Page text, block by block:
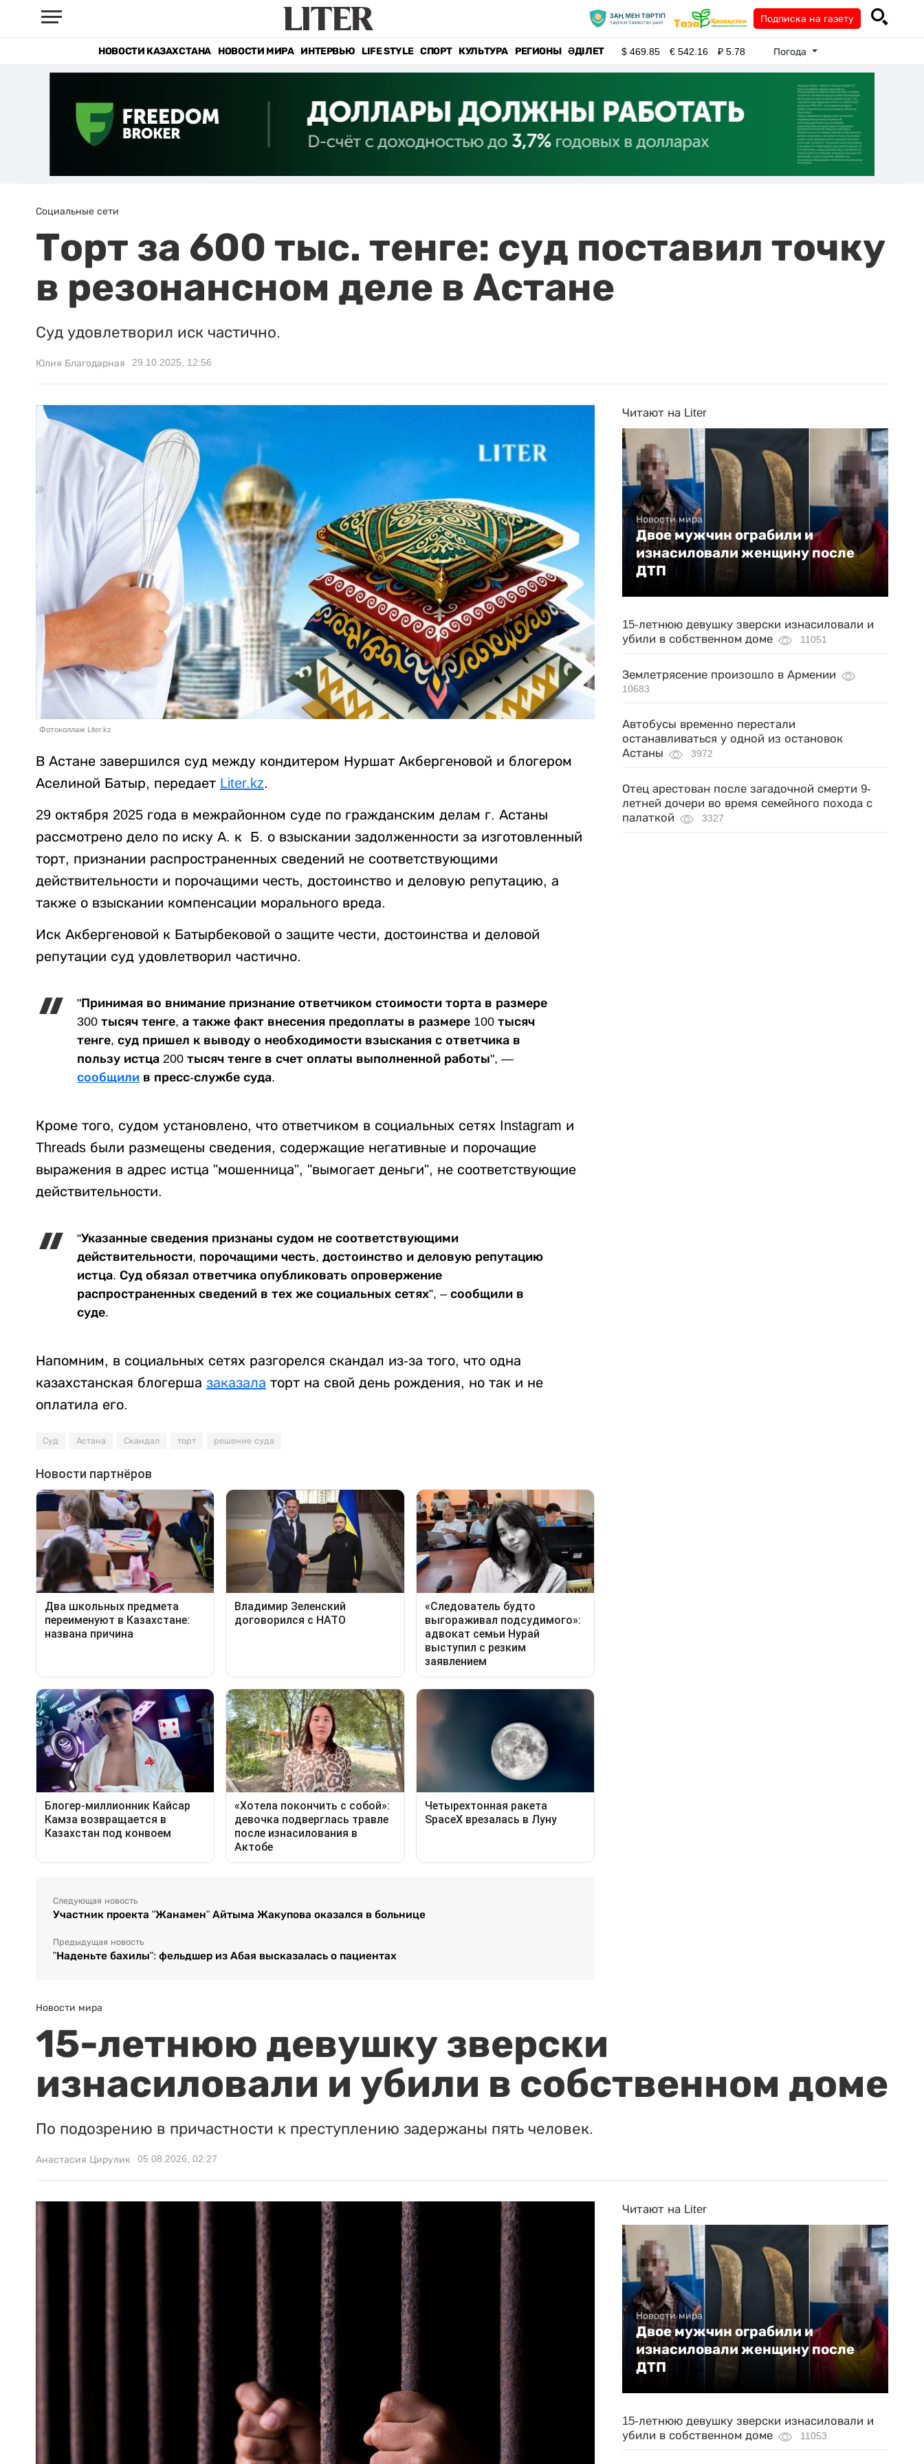
Подписка на газету
НОВОСТИ КАЗАХСТАНА НОВОСТИ МИРА ИНТЕРВЬЮ LIFE STYLE СПОРТ КУЛЬТУРА РЕГИОНЫ ӘДІЛЕТ $469.85 €542.16 ₽5.78 Погода
Социальные сети
Торт за 600 тыс. тенге: суд поставил точку
в резонансном деле в Астане
Суд удовлетворил иск частично.
Юлия Благодарная 29.10.2025, 12:56
Фотоколлаж Liter.kz
В Астане завершился суд между кондитером Нуршат Акбергеновой и блогером
Аселиной Батыр, передает Liter.kz.
29 октября 2025 года в межрайонном суде по гражданским делам г. Астаны
рассмотрено дело по иску А. к Б. о взыскании задолженности за изготовленный
торт, признании распространенных сведений не соответствующими
действительности и порочащими честь, достоинство и деловую репутацию, а
также о взыскании компенсации морального вреда.
Иск Акбергеновой к Батырбековой о защите чести, достоинства и деловой
репутации суд удовлетворил частично.
"Принимая во внимание признание ответчиком стоимости торта в размере
300 тысяч тенге, а также факт внесения предоплаты в размере 100 тысяч
тенге, суд пришел к выводу о необходимости взыскания с ответчика в
пользу истца 200 тысяч тенге в счет оплаты выполненной работы", —
сообщили в пресс-службе суда.
Кроме того, судом установлено, что ответчиком в социальных сетях Instagram и
Threads были размещены сведения, содержащие негативные и порочащие
выражения в адрес истца "мошенница", "вымогает деньги", не соответствующие
действительности.
“Указанные сведения признаны судом не соответствующими
действительности, порочащими честь, достоинство и деловую репутацию
истца. Суд обязал ответчика опубликовать опровержение
распространенных сведений в тех же социальных сетях”, – сообщили в
суде.
Напомним, в социальных сетях разгорелся скандал из-за того, что одна
казахстанская блогерша заказала торт на свой день рождения, но так и не
оплатила его.
Суд Астана Скандал торт решение суда
Следующая новость
Участник проекта "Жанамен" Айтыма Жакупова оказался в больнице
Предыдущая новость
"Наденьте бахилы": фельдшер из Абая высказалась о пациентах
Читают на Liter
Новости мира
Двое мужчин ограбили и
изнасиловали женщину после
ДТП
15-летнюю девушку зверски изнасиловали и
убили в собственном доме
11051
Землетрясение произошло в Армении
10683
Автобусы временно перестали
останавливаться у одной из остановок
Астаны
3972
Отец арестован после загадочной смерти 9-
летней дочери во время семейного похода с
палаткой
3327
Новости мира
15-летнюю девушку зверски
изнасиловали и убили в собственном доме
По подозрению в причастности к преступлению задержаны пять человек.
Анастасия Цирулик 05.08.2026, 02:27
Читают на Liter
Новости мира
Двое мужчин ограбили и
изнасиловали женщину после
ДТП
15-летнюю девушку зверски изнасиловали и
убили в собственном доме
11053